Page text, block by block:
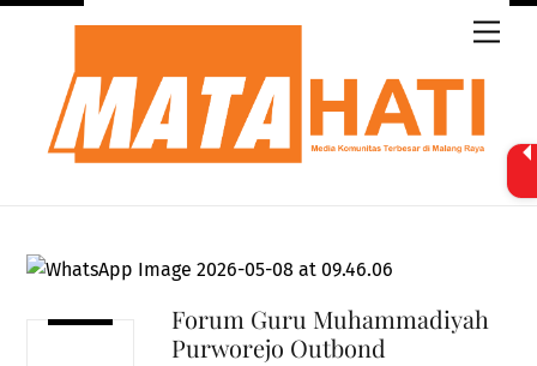
Skip
Forum Guru Muhammadiyah
Purworejo Outbond